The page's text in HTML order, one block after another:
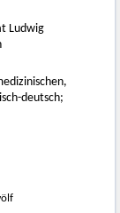
Ludwig
deutsch;